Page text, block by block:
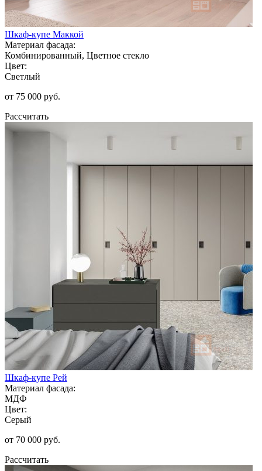
Шкаф-купе Маккой
Материал фасада:
Комбинированный, Цветное стекло
Цвет:
Светлый
от 75 000 руб.
Рассчитать
Шкаф-купе Рей
Материал фасада:
МДФ
Цвет:
Серый
от 70 000 руб.
Рассчитать